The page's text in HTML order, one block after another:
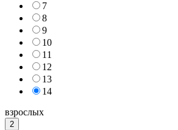
7
8
9
10
11
12
13
14
взрослых
2